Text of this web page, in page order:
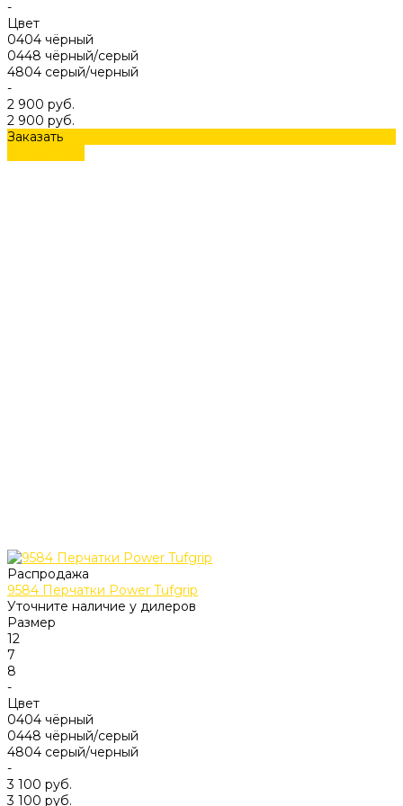
-
Цвет
0404 чёрный
0448 чёрный/серый
4804 серый/черный
-
2 900 руб.
2 900 руб.
Заказать
Распродажа
9584 Перчатки Power Tufgrip
Уточните наличие у дилеров
Размер
12
7
8
-
Цвет
0404 чёрный
0448 чёрный/серый
4804 серый/черный
-
3 100 руб.
3 100 руб.